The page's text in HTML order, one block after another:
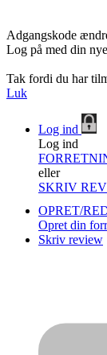
Adgangskode
Log på med din
Tak fordi du har
Luk
Log ind
Log ind
eller
SKRIV
OPRET/
Opret din
Skriv review